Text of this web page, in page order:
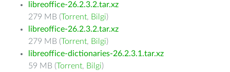
libreoffice-26.2.3.2.tar.xz
279 MB (Torrent, Bilgi)
libreoffice-26.2.3.2.tar.xz
279 MB (Torrent, Bilgi)
libreoffice-dictionaries-26.2.3.1.tar.xz
59 MB (Torrent, Bilgi)